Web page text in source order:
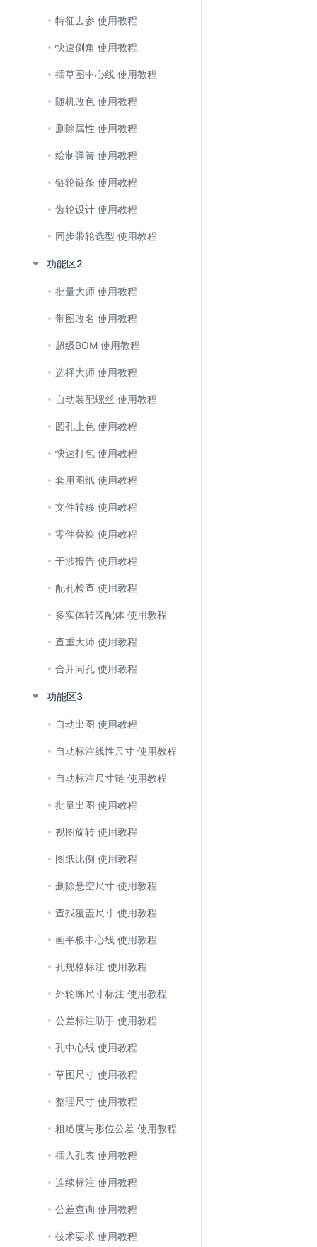
特征去参 使用教程
快速倒角 使用教程
插草图中心线 使用教程
随机改色 使用教程
删除属性 使用教程
绘制弹簧 使用教程
链轮链条 使用教程
齿轮设计 使用教程
同步带轮选型 使用教程
功能区2
批量大师 使用教程
带图改名 使用教程
超级BOM 使用教程
选择大师 使用教程
自动装配螺丝 使用教程
圆孔上色 使用教程
快速打包 使用教程
套用图纸 使用教程
文件转移 使用教程
零件替换 使用教程
干涉报告 使用教程
配孔检查 使用教程
多实体转装配体 使用教程
查重大师 使用教程
合并同孔 使用教程
功能区3
自动出图 使用教程
自动标注线性尺寸 使用教程
⾃动标注尺⼨链 使用教程
批量出图 使用教程
视图旋转 使用教程
图纸比例 使用教程
删除悬空尺寸 使用教程
查找覆盖尺寸 使用教程
画平板中心线 使用教程
孔规格标注 使用教程
外轮廓尺寸标注 使用教程
公差标注助手 使用教程
孔中心线 使用教程
草图尺寸 使用教程
整理尺寸 使用教程
粗糙度与形位公差 使用教程
插入孔表 使用教程
连续标注 使用教程
公差查询 使用教程
技术要求 使用教程